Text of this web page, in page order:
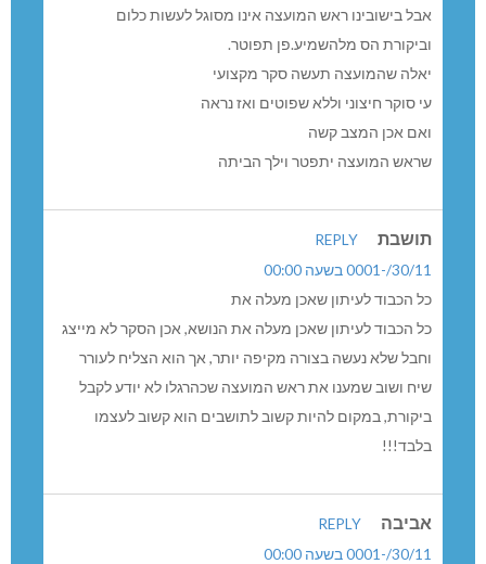
אבל בישובינו ראש המועצה אינו מסוגל לעשות כלום
וביקורת הס מלהשמיע.פן תפוטר.
יאלה שהמועצה תעשה סקר מקצועי
עי סוקר חיצוני וללא שפוטים ואז נראה
ואם אכן המצב קשה
שראש המועצה יתפטר וילך הביתה
תושבת
REPLY
30/11/-0001 בשעה 00:00
כל הכבוד לעיתון שאכן מעלה את
כל הכבוד לעיתון שאכן מעלה את הנושא, אכן הסקר לא מייצג
וחבל שלא נעשה בצורה מקיפה יותר, אך הוא הצליח לעורר
שיח ושוב שמענו את ראש המועצה שכהרגלו לא יודע לקבל
ביקורת, במקום להיות קשוב לתושבים הוא קשוב לעצמו
בלבד!!!
אביבה
REPLY
30/11/-0001 בשעה 00:00